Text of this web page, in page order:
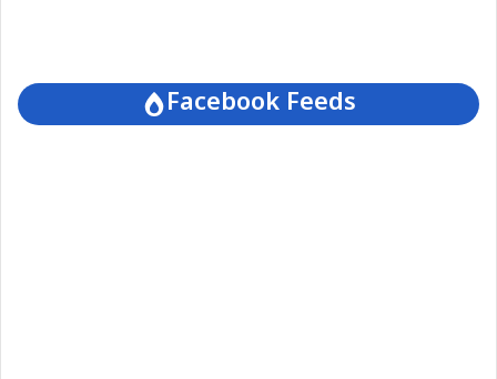
Facebook Feeds